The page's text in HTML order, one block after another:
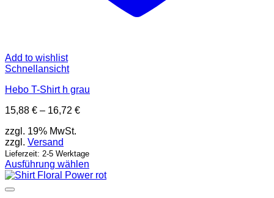
Add to wishlist
Schnellansicht
Hebo T-Shirt h grau
15,88 € – 16,72 €Preisspanne:
zzgl. 19% MwSt.
zzgl. Versand
Lieferzeit: 2-5 Werktage
Ausführung wählen
Dieses
Produkt